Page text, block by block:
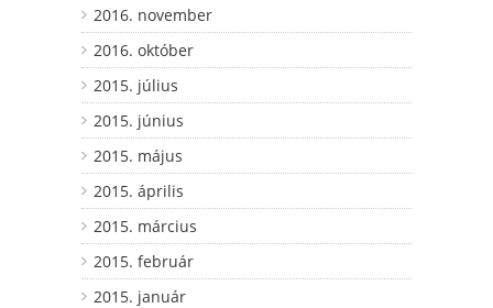
2016. november
2016. október
2015. július
2015. június
2015. május
2015. április
2015. március
2015. február
2015. január